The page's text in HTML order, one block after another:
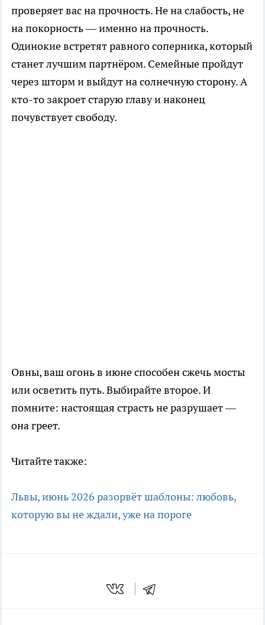
проверяет вас на прочность. Не на слабость, не
на покорность — именно на прочность.
Одинокие встретят равного соперника, который
станет лучшим партнёром. Семейные пройдут
через шторм и выйдут на солнечную сторону. А
кто-то закроет старую главу и наконец
почувствует свободу.
Овны, ваш огонь в июне способен сжечь мосты
или осветить путь. Выбирайте второе. И
помните: настоящая страсть не разрушает —
она греет.
Читайте также:
Львы, июнь 2026 разорвёт шаблоны: любовь,
которую вы не ждали, уже на пороге